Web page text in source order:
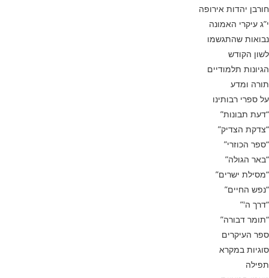
חורבן יהדות אירופה
י”ג עיקרי האמונה
נבואות שהתגשמו
לשון הקודש
הגיונות תלמודיים
תורה ומדע
על ספרי רבותינו
“דעת תבונות”
“צדקת הצדיק”
“ספר הכוזרי”
“באר הגולה”
“מסילת ישרים”
“נפש החיים”
“דרך ה'”
“תומר דבורה”
ספר העיקרים
סוגיות במקרא
תפילה